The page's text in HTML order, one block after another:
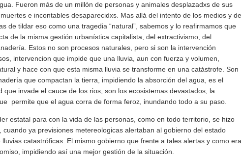
Fueron más de un millón de personas y animales desplazadxs de sus
e incontables desaparecidxs. Mas allá del intento de los medios y de
de tildar eso como una tragedia “natural”, sabemos y lo reafirmamos que
de la misma gestión urbanística capitalista, del extractivismo, del
Estos no son procesos naturales, pero si son la intervención
intervencion que impide que una lluvia, aun con fuerza y volumen,
y hace con que esta misma lluvia se transforme en una catástrofe. Son
que compactan la tierra, impidiendo la absorción del agua, es el
que invade el cauce de los rios, son los ecosistemas devastados, la
permite que el agua corra de forma feroz, inundando todo a su paso.
estatal para con la vida de las personas, como en todo territorio, se hizo
cuando ya previsiones metereologicas alertaban al gobierno del estado
catastróficas. El mismo gobierno que frente a tales alertas y como era
impidiendo así una mejor gestión de la situación.